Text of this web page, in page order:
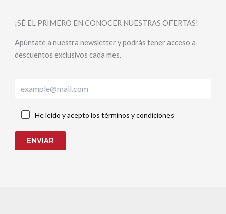
¡SÉ EL PRIMERO EN CONOCER NUESTRAS OFERTAS!
Apúntate a nuestra newsletter y podrás tener acceso a
descuentos exclusivos cada mes.
He leído y acepto los términos y condiciones
ENVIAR